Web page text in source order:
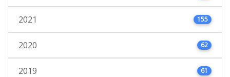
2021 155
2020 62
2019 61